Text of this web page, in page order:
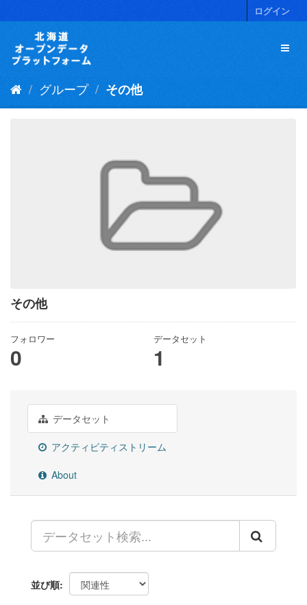
キ
ログイン
グループ その他
その他
フォロワー
0
データセット
1
データセット
アクティビティストリーム
About
並び順